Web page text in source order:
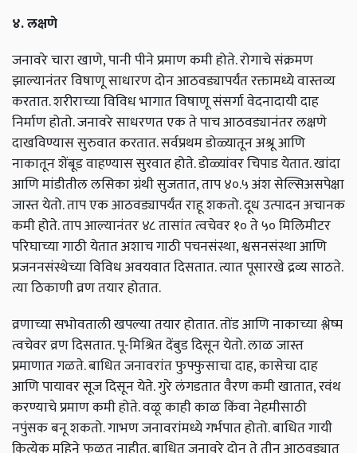
४. लक्षणे
जनावरे चारा खाणे, पानी पीने प्रमाण कमी होते. रोगाचे संक्रमण
झाल्यानंतर विषाणू साधारण दोन आठवड्यापर्यंत रक्तामध्ये वास्तव्य
करतात. शरीराच्या विविध भागात विषाणू संसर्गा वेदनादायी दाह
निर्माण होतो. जनावरे साधरणत एक ते पाच आठवड्यानंतर लक्षणे
दाखविण्यास सुरुवात करतात. सर्वप्रथम डोळ्यातून अश्रू आणि
नाकातून शेंबूड वाहण्यास सुरवात होते. डोळ्यांवर चिपाड येतात. खांदा
आणि मांडीतील लसिका ग्रंथी सुजतात, ताप ४०.५ अंश सेल्सिअसपेक्षा
जास्त येतो. ताप एक आठवड्यापर्यंत राहू शकतो. दूध उत्पादन अचानक
कमी होते. ताप आल्यानंतर ४८ तासांत त्वचेवर १० ते ५० मिलिमीटर
परिघाच्या गाठी येतात अशाच गाठी पचनसंस्था, श्वसनसंस्था आणि
प्रजननसंस्थेच्या विविध अवयवात दिसतात. त्यात पूसारखे द्रव्य साठते.
त्या ठिकाणी व्रण तयार होतात.
व्रणाच्या सभोवताली खपल्या तयार होतात. तोंड आणि नाकाच्या श्लेष्म
त्वचेवर व्रण दिसतात. पू-मिश्रित देंबुड दिसून येतो. लाळ जास्त
प्रमाणात गळते. बाधित जनावरांत फुफ्फुसाचा दाह, कासेचा दाह
आणि पायावर सूज दिसून येते. गुरे लंगडतात वैरण कमी खातात, रवंथ
करण्याचे प्रमाण कमी होते. वळू काही काळ किंवा नेहमीसाठी
नपुंसक बनू शकतो. गाभण जनावरांमध्ये गर्भपात होतो. बाधित गायी